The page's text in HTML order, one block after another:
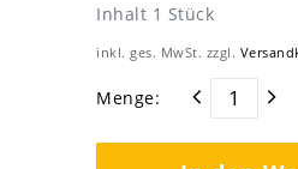
Inhalt 1 Stück
inkl. ges. MwSt. zzgl.
Menge: